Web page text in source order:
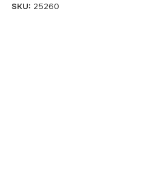
SKU: 25260